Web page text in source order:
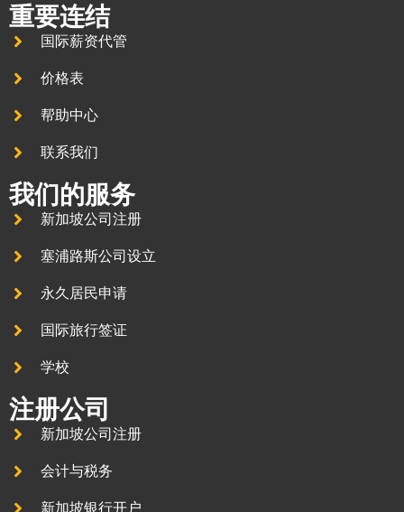
重要连结
国际薪资代管
价格表
帮助中心
联系我们
我们的服务
新加坡公司注册
塞浦路斯公司设立
永久居民申请
国际旅行签证
学校
注册公司
新加坡公司注册
会计与税务
新加坡银行开户